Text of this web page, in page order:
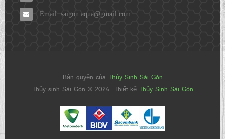
Email: saigon.aqua@gmail.com
Bản quyền của Thủy Sinh Sài Gòn
Thủy sinh Sài Gòn © 2026. Thiết kế Thủy Sinh Sài Gòn